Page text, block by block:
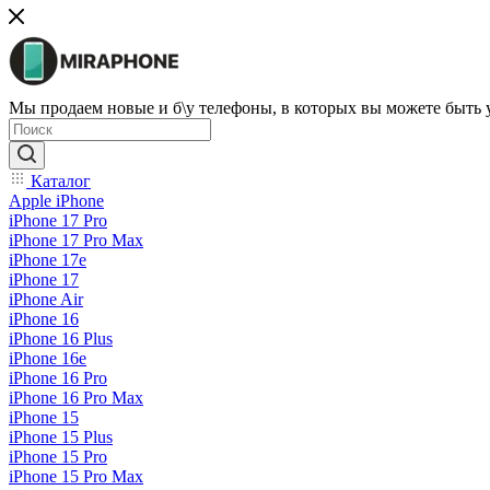
Мы продаем новые и б\у телефоны, в которых вы можете быть
Каталог
Apple iPhone
iPhone 17 Pro
iPhone 17 Pro Max
iPhone 17e
iPhone 17
iPhone Air
iPhone 16
iPhone 16 Plus
iPhone 16e
iPhone 16 Pro
iPhone 16 Pro Max
iPhone 15
iPhone 15 Plus
iPhone 15 Pro
iPhone 15 Pro Max